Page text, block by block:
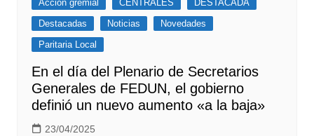
Acción gremial CENTRALES
DESTACADA
Destacadas
Noticias
Novedades
Paritaria Local
En el día del Plenario de Secretarios
Generales de FEDUN, el gobierno
definió un nuevo aumento «a la baja»
23/04/2025